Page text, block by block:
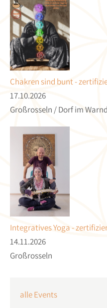
Chakren sind bunt -
17.10.2026
Großrosseln / Dorf im
Integratives Yoga -
14.11.2026
Großrosseln
alle Events